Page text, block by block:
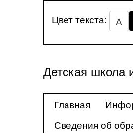
Цвет текста: А
Детская школа
Главная
Сведения об